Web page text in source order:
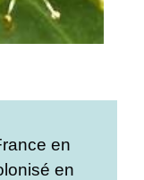
en
en